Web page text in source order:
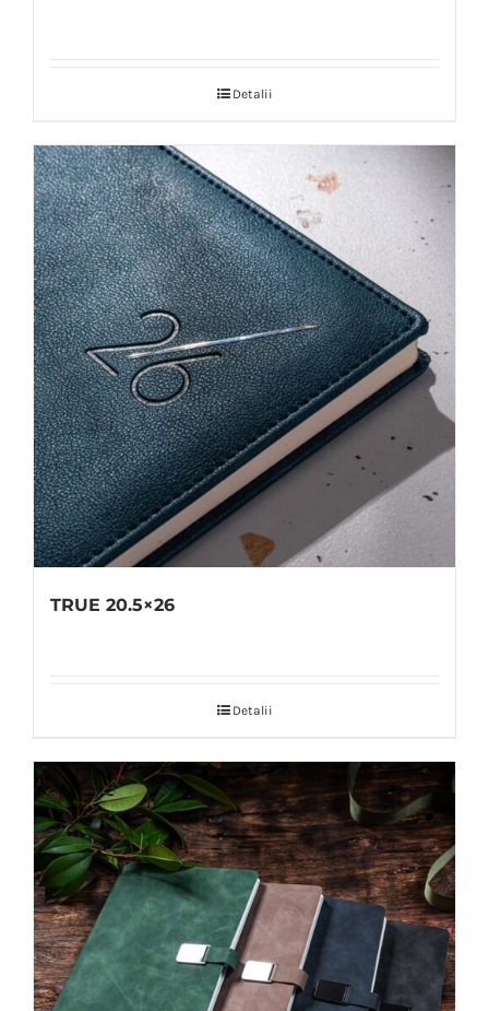
Detalii
TRUE 20.5×26
Detalii